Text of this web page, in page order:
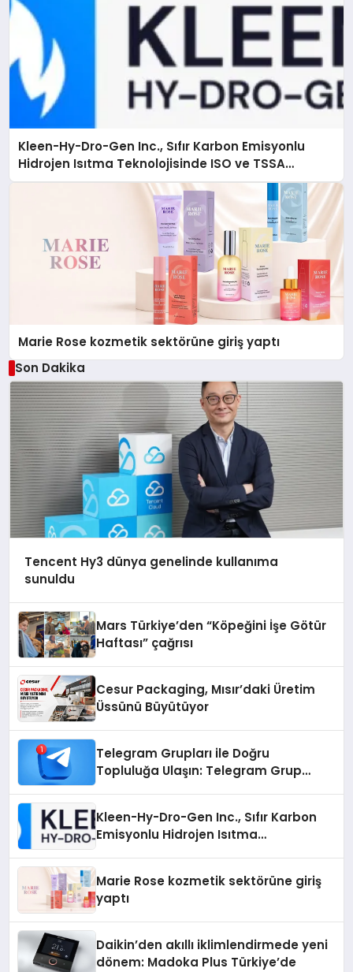
Kleen-Hy-Dro-Gen Inc., Sıfır Karbon Emisyonlu
Hidrojen Isıtma Teknolojisinde ISO ve TSSA
Düzenleyici Onaylarını Aldı
Marie Rose kozmetik sektörüne giriş yaptı
Son Dakika
Tencent Hy3 dünya genelinde kullanıma
sunuldu
Mars Türkiye’den “Köpeğini İşe Götür
Haftası” çağrısı
Cesur Packaging, Mısır’daki Üretim
Üssünü Büyütüyor
Telegram Grupları ile Doğru
Topluluğa Ulaşın: Telegram Grup
Kleen-Hy-Dro-Gen Inc., Sıfır Karbon
Emisyonlu Hidrojen Isıtma
Marie Rose kozmetik sektörüne giriş
yaptı
Daikin’den akıllı iklimlendirmede yeni
dönem: Madoka Plus Türkiye’de